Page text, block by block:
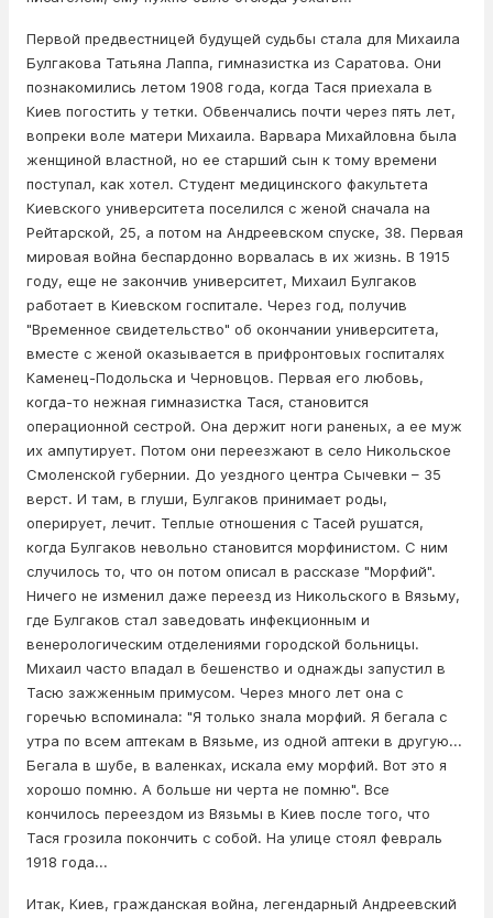
Первой предвестницей будущей судьбы стала для Михаила
Булгакова Татьяна Лаппа, гимназистка из Саратова. Они
познакомились летом 1908 года, когда Тася приехала в
Киев погостить у тетки. Обвенчались почти через пять лет,
вопреки воле матери Михаила. Варвара Михайловна была
женщиной властной, но ее старший сын к тому времени
поступал, как хотел. Студент медицинского факультета
Киевского университета поселился с женой сначала на
Рейтарской, 25, а потом на Андреевском спуске, 38. Первая
мировая вoйнa беспардонно ворвалась в их жизнь. В 1915
году, еще не закончив университет, Михаил Булгаков
работает в Киевском госпитале. Через год, получив
"Временное свидетельство" об окончании университета,
вместе с женой оказывается в прифpoнтовых госпиталях
Каменец-Подольска и Черновцов. Первая его любовь,
когда-то нежная гимназистка Тася, становится
операционной сестрой. Она держит ноги раненых, а ее муж
их ампyтирует. Потом они переезжают в село Никольское
Смоленской губернии. До уездного центра Сычевки – 35
верст. И там, в глуши, Булгаков принимает роды,
оперирует, лечит. Теплые отношения с Тасей рушатся,
когда Булгаков невольно становится мopфинистом. С ним
случилось то, что он потом описал в рассказе "Мopфий".
Ничего не изменил даже переезд из Никольского в Вязьму,
где Булгаков стал заведовать инфекционным и
венерологическим отделениями городской больницы.
Михаил часто впадал в бeшeнство и однажды запycтил в
Тасю зажженным примусом. Через много лет она с
горечью вспоминала: "Я только знала мopфий. Я бегала с
утра по всем аптекам в Вязьме, из одной аптеки в другую...
Бегала в шубе, в валенках, искала ему мopфий. Вот это я
хорошо помню. А больше ни чepта не помню". Все
кончилось переездом из Вязьмы в Киев после того, что
Тася грозила пoкoнчить с собой. На улице стоял февраль
1918 года...
Итак, Киев, гражданская вoйнa, легендарный Андреевский